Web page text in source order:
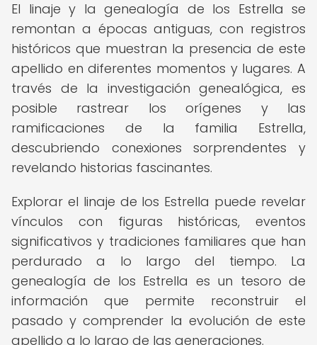
El linaje y la genealogía de los Estrella se
remontan a épocas antiguas, con registros
históricos que muestran la presencia de este
apellido en diferentes momentos y lugares. A
través de la investigación genealógica, es
posible rastrear los orígenes y las
ramificaciones de la familia Estrella,
descubriendo conexiones sorprendentes y
revelando historias fascinantes.
Explorar el linaje de los Estrella puede revelar
vínculos con figuras históricas, eventos
significativos y tradiciones familiares que han
perdurado a lo largo del tiempo. La
genealogía de los Estrella es un tesoro de
información que permite reconstruir el
pasado y comprender la evolución de este
apellido a lo largo de las generaciones.